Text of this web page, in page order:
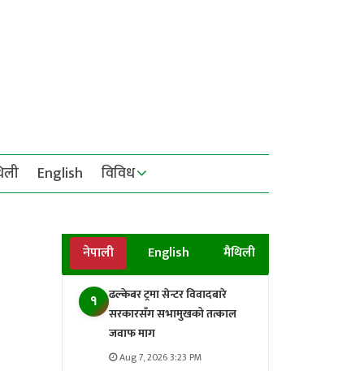
English विविध
नेपाली English मैथिली
१
ढल्केबर ट्रमा सेन्टर विवादबारे
सरकारसँग सभामुखको तत्काल
जवाफ माग
Aug 7, 2026 3:23 PM